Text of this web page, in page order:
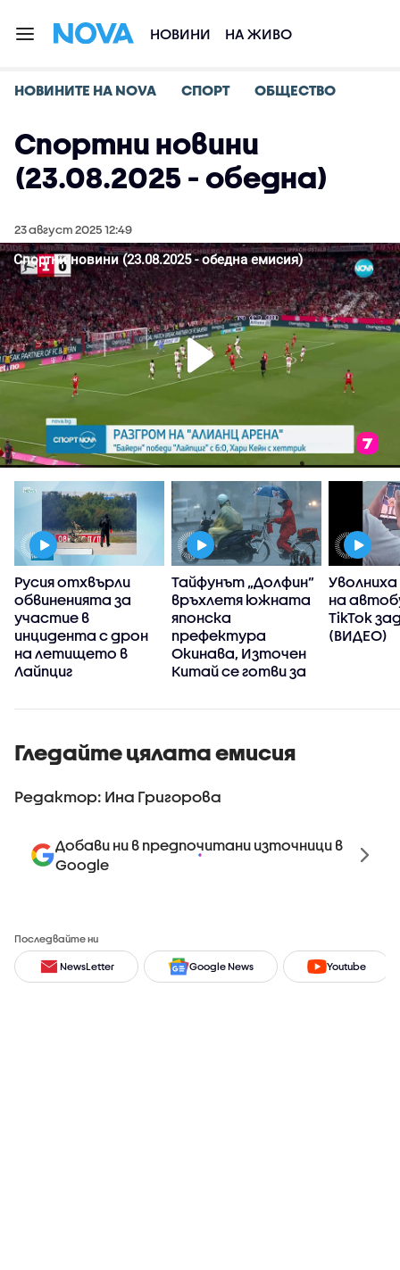
НОВИНИ НА ЖИВО
НОВИНИТЕ НА NOVA СПОРТ ОБЩЕСТВО
Спортни новини
(23.08.2025 - обедна)
23 август 2025 12:49
Русия отхвърли
обвиненията за
участие в
инцидента с дрон
на летището в
Лайпциг
Тайфунът „Долфин”
връхлетя южната
японска
префектура
Окинава, Източен
Китай се готви за
на
TikTok
(ВИДЕО)
Гледайте цялата емисия
Редактор: Ина Григорова
Добави ни в предпочитани източници в
Google
Последвайте ни
NewsLetter Google News Youtube